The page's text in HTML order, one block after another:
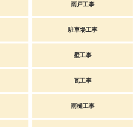
雨戸工事
駐車場工事
壁工事
瓦工事
雨樋工事